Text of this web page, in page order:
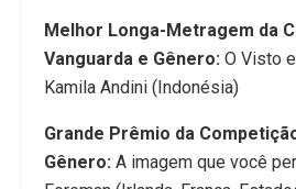
Melhor Longa-Metragem da
Vanguarda e Gênero: O Visto
Kamila Andini (Indonésia)
Grande Prêmio da
Gênero: A imagem que você